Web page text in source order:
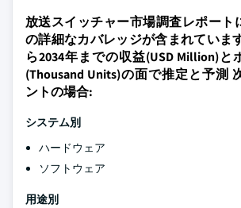
放送スイッチャー市場調査レポート
の詳細なカバレッジが含まれていま
ら2034年までの収益(USD Million)と
(Thousand Units)の面で推定と予測
ントの場合:
システム別
ハードウェア
ソフトウェア
用途別